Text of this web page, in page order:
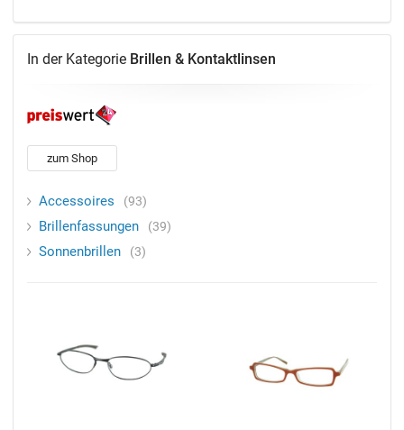
In der Kategorie Brillen & Kontaktlinsen
zum Shop
Accessoires 93
Brillenfassungen 39
Sonnenbrillen 3